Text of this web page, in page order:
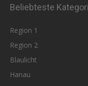
Beliebteste
Region 1
Region 2
Blaulicht
Hanau